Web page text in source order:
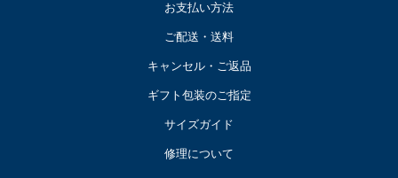
お支払い方法
ご配送・送料
キャンセル・ご返品
ギフト包装のご指定
サイズガイド
修理について